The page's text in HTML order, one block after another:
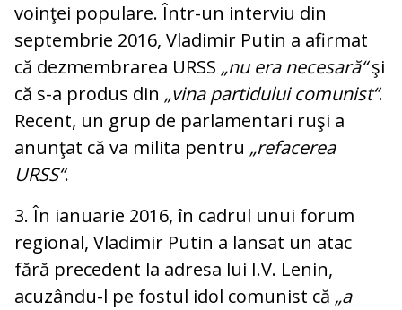
voinţei populare. Într-un interviu din
septembrie 2016, Vladimir Putin a afirmat
că dezmembrarea URSS „nu era necesară“şi
că s-a produs din „vina partidului comunist“.
Recent, un grup de parlamentari ruşi a
anunţat că va milita pentru „refacerea
URSS“.
3. În ianuarie 2016, în cadrul unui forum
regional, Vladimir Putin a lansat un atac
fără precedent la adresa lui I.V. Lenin,
acuzându-l pe fostul idol comunist că „a